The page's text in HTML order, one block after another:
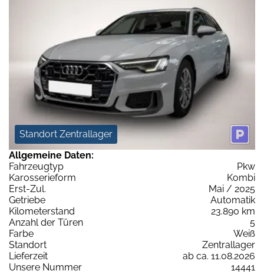
Standort Zentrallager
Allgemeine Daten:
Fahrzeugtyp
Pkw
Karosserieform
Kombi
Erst-Zul.
Mai / 2025
Getriebe
Automatik
Kilometerstand
23.890 km
Anzahl der Türen
5
Farbe
Weiß
Standort
Zentrallager
Lieferzeit
ab ca. 11.08.2026
Unsere Nummer
14441